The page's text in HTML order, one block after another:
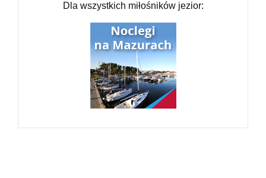
Dla wszystkich miłośników jezior: